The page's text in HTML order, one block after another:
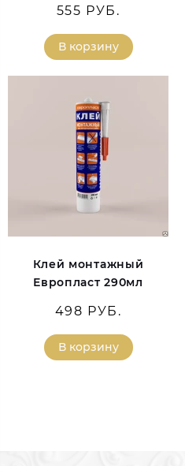
555 РУБ.
В корзину
Клей монтажный
Европласт 290мл
498 РУБ.
В корзину